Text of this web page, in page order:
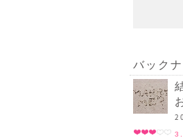
バック